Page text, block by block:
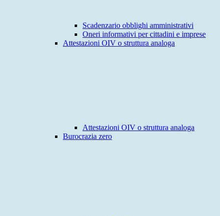
Scadenzario obblighi amministrativi
Oneri informativi per cittadini e imprese
Attestazioni OIV o struttura analoga
Attestazioni OIV o struttura analoga
Burocrazia zero